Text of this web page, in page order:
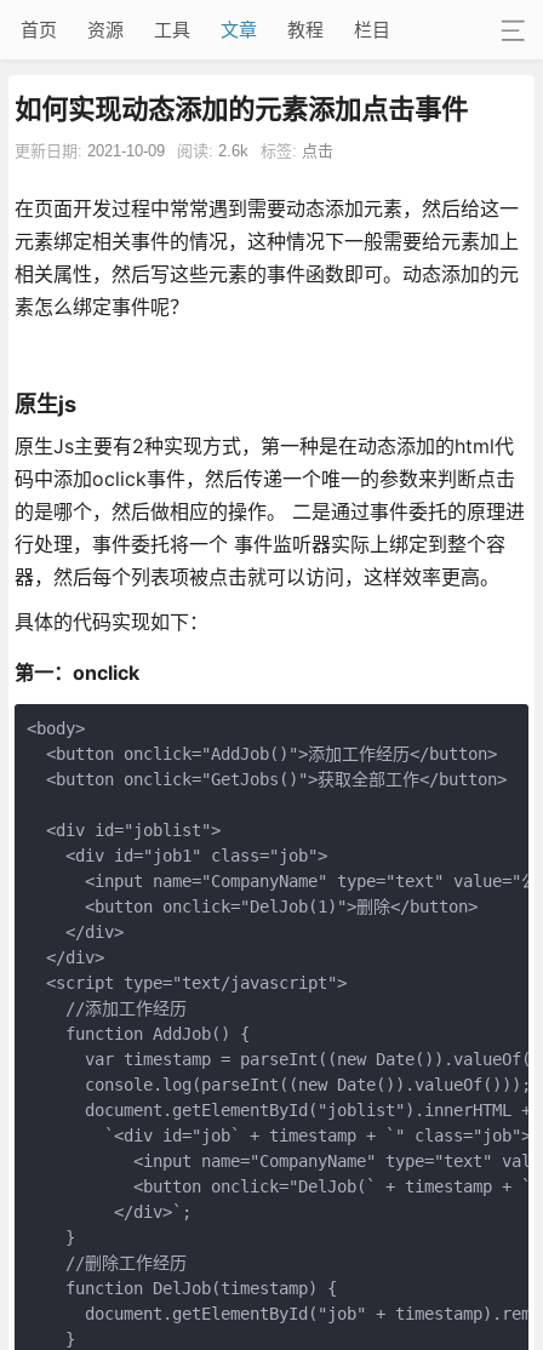
首页 资源 工具 文章 教程 栏目
如何实现动态添加的元素添加点击事件
更新日期: 2021-10-09 阅读: 2.6k 标签: 点击
在页面开发过程中常常遇到需要动态添加元素，然后给这一
元素绑定相关事件的情况，这种情况下一般需要给元素加上
相关属性，然后写这些元素的事件函数即可。动态添加的元
素怎么绑定事件呢？
原生js
原生Js主要有2种实现方式，第一种是在动态添加的html代
码中添加oclick事件，然后传递一个唯一的参数来判断点击
的是哪个，然后做相应的操作。 二是通过事件委托的原理进
行处理，事件委托将一个 事件监听器实际上绑定到整个容
器，然后每个列表项被点击就可以访问，这样效率更高。
具体的代码实现如下：
第一：onclick
<body>
  <button onclick="AddJob()">添加工作经历</button>
  <button onclick="GetJobs()">获取全部工作</button>
  <div id="joblist">
    <div id="job1" class="job">
<input name="CompanyName" type="text" value="公
      <button onclick="DelJob(1)">删除</button>
    </div>
  </div>
  <script type="text/javascript">
    //添加工作经历
    function AddJob() {
var timestamp = parseInt((new
      console.log(parseInt((new Date()).valueOf()));
      document.getElementById("joblist").innerHTML +=
        `<div id="job` + timestamp + `" class="job">
<input name="CompanyName" type="text"
<button onclick="DelJob(` + timestamp +
         </div>`;
    }
    //删除工作经历
    function DelJob(timestamp) {
document.getElementById("job" +
    }